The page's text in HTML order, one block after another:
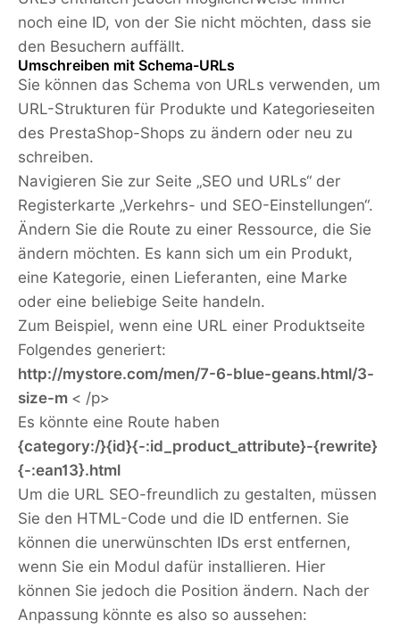
noch eine ID, von der Sie nicht möchten, dass sie
den Besuchern auffällt.
Umschreiben mit Schema-URLs
Sie können das Schema von URLs verwenden, um
URL-Strukturen für Produkte und Kategorieseiten
des PrestaShop-Shops zu ändern oder neu zu
schreiben.
Navigieren Sie zur Seite „SEO und URLs“ der
Registerkarte „Verkehrs- und SEO-Einstellungen“.
Ändern Sie die Route zu einer Ressource, die Sie
ändern möchten. Es kann sich um ein Produkt,
eine Kategorie, einen Lieferanten, eine Marke
oder eine beliebige Seite handeln.
Zum Beispiel, wenn eine URL einer Produktseite
Folgendes generiert:
http://mystore.com/men/7-6-blue-geans.html/3-
size-m < /p>
Es könnte eine Route haben
{category:/}{id}{-:id_product_attribute}-{rewrite}
{-:ean13}.html
Um die URL SEO-freundlich zu gestalten, müssen
Sie den HTML-Code und die ID entfernen. Sie
können die unerwünschten IDs erst entfernen,
wenn Sie ein Modul dafür installieren. Hier
können Sie jedoch die Position ändern. Nach der
Anpassung könnte es also so aussehen: